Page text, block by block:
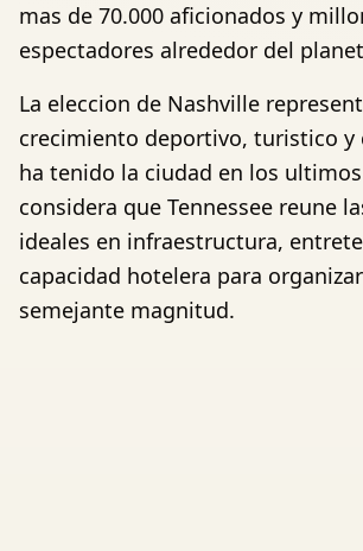
mas de 70.000 aficionados y
espectadores alrededor del
La eleccion de Nashville
crecimiento deportivo, turistico y
ha tenido la ciudad en los ultimos
considera que Tennessee reune
ideales en infraestructura,
capacidad hotelera para
semejante magnitud.